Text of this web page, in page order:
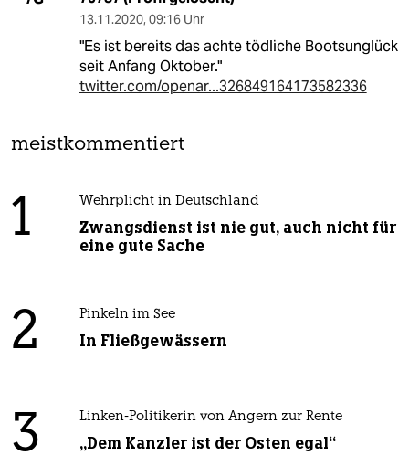
13.11.2020, 09:16 Uhr
"Es ist bereits das achte tödliche Bootsunglück
seit Anfang Oktober."
twitter.com/openar...326849164173582336
meistkommentiert
1 Wehrplicht in Deutschland
Zwangsdienst ist nie gut, auch nicht für
eine gute Sache
2 Pinkeln im See
In Fließgewässern
3 Linken-Politikerin von Angern zur Rente
„Dem Kanzler ist der Osten egal“